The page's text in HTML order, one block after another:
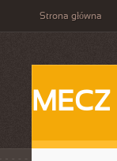
Strona główna
MECZ